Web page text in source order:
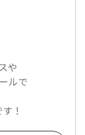
や
ルで
！